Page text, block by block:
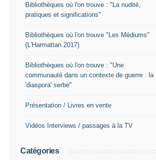
Bibliothèques où l'on trouve : "La nudité,
pratiques et significations"
Bibliothèques où l'on trouve "Les Médiums"
(L'Harmattan 2017)
Bibliothèques où l'on trouve : "Une
communauté dans un contexte de guerre : la
'diaspora' serbe"
Présentation / Livres en vente
Vidéos Interviews / passages à la TV
Catégories